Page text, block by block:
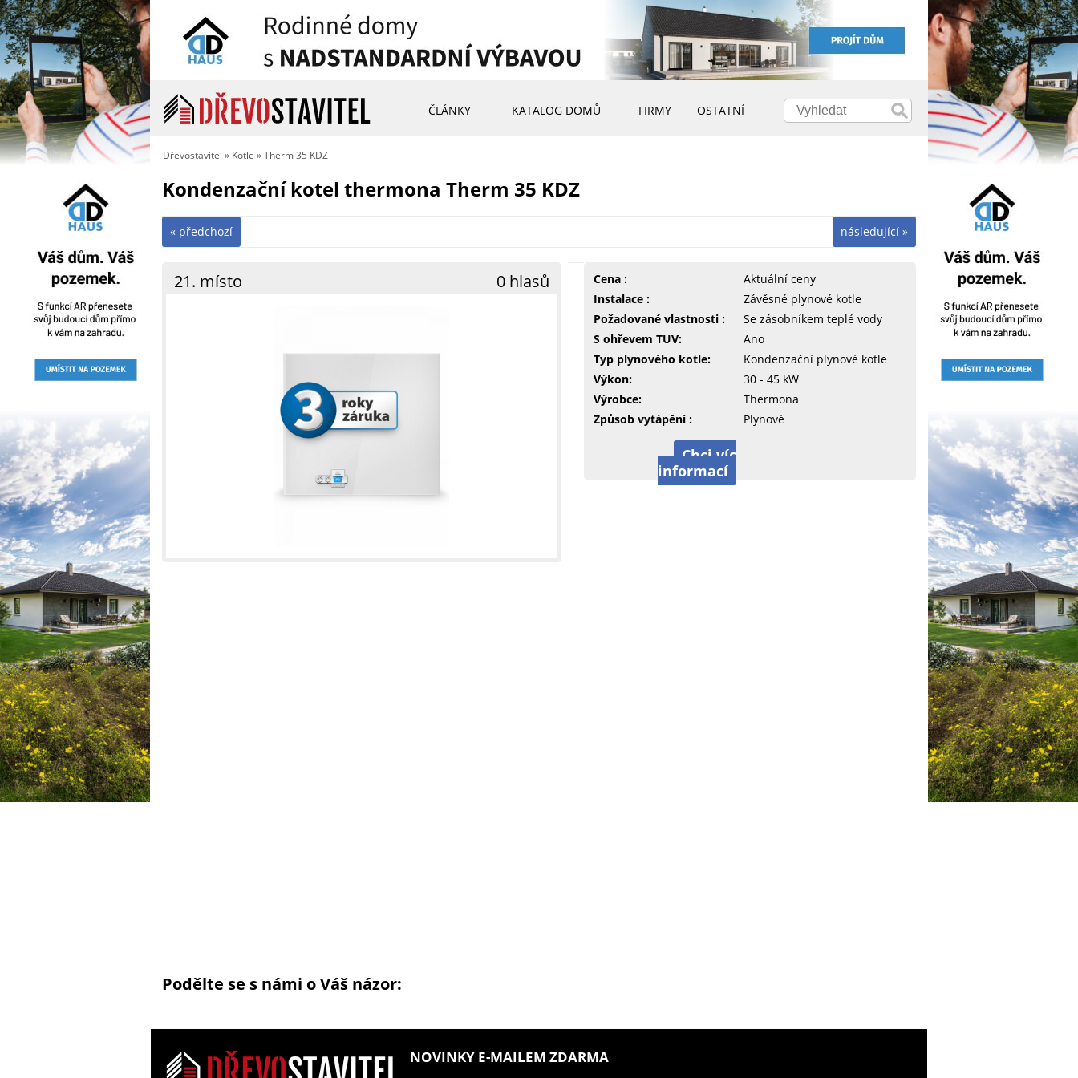
ČLÁNKY KATALOG DOMŮ FIRMY OSTATNÍ
Dřevostavitel » Kotle » Therm 35 KDZ
Kondenzační kotel thermona Therm 35 KDZ
následující »
« předchozí
Cena :
Aktuální ceny
Instalace :
Závěsné plynové kotle
Požadované vlastnosti :
Se zásobníkem teplé vody
S ohřevem TUV:
Ano
Typ plynového kotle:
Kondenzační plynové kotle
Výkon:
30 - 45 kW
Výrobce:
Thermona
Způsob vytápění :
Plynové
Chci víc
informací
21. místo 0 hlasů
Podělte se s námi o Váš názor:
NOVINKY E-MAILEM ZDARMA